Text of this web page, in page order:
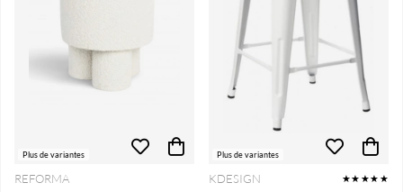
Plus de variantes
REFORMA
Plus de variantes
KDESIGN ★★★★★